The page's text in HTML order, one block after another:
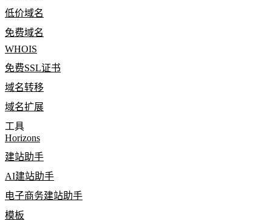
低价域名
免费域名
WHOIS
免费SSL证书
域名转移
域名扩展
工具
Horizons
建站助手
AI建站助手
电子商务建站助手
模板